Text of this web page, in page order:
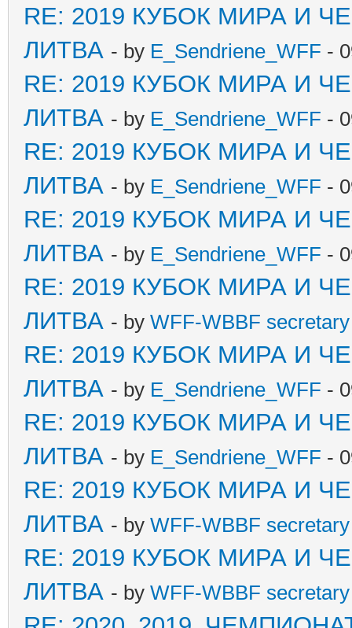
RE: 2019 КУБОК МИРА И
ЛИТВА - by E_Sendriene_WFF -
RE: 2019 КУБОК МИРА И
ЛИТВА - by E_Sendriene_WFF -
RE: 2019 КУБОК МИРА И
ЛИТВА - by E_Sendriene_WFF -
RE: 2019 КУБОК МИРА И
ЛИТВА - by E_Sendriene_WFF -
RE: 2019 КУБОК МИРА И
ЛИТВА - by WFF-WBBF
RE: 2019 КУБОК МИРА И
ЛИТВА - by E_Sendriene_WFF -
RE: 2019 КУБОК МИРА И
ЛИТВА - by E_Sendriene_WFF -
RE: 2019 КУБОК МИРА И
ЛИТВА - by WFF-WBBF
RE: 2019 КУБОК МИРА И
ЛИТВА - by WFF-WBBF